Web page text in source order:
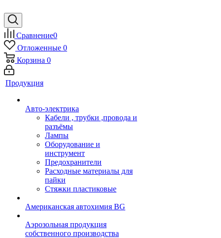
Сравнение0
Отложенные 0
Корзина 0
Продукция
Авто-электрика
Кабели , трубки ,провода и
разъёмы
Лампы
Оборудование и
инструмент
Предохранители
Расходные материалы для
пайки
Стяжки пластиковые
Американская автохимия BG
Аэрозольная продукция
собственного производства